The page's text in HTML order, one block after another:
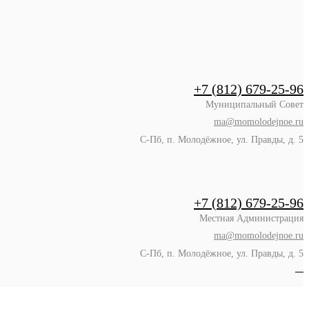
+7 (812) 679-25-96
Муниципальный Совет
ma@momolodejnoe.ru
С-Пб, п. Молодёжное, ул. Правды, д. 5
+7 (812) 679-25-96
Местная Администрация
ma@momolodejnoe.ru
С-Пб, п. Молодёжное, ул. Правды, д. 5